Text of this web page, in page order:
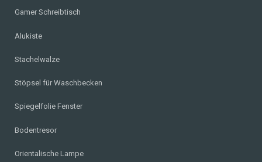
Gamer Schreibtisch
Alukiste
Stachelwalze
Stöpsel für Waschbecken
Spiegelfolie Fenster
Bodentresor
Orientalische Lampe